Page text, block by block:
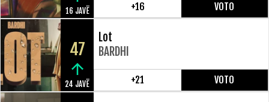
16 JAVË +16 VOTO
47
24 JAVË
Lot
BARDHI
+21 VOTO